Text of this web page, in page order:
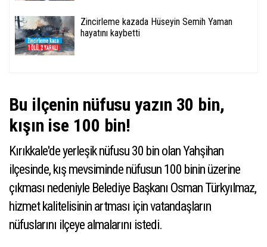
Zincirleme kazada Hüseyin Semih Yaman
hayatını kaybetti
Bu ilçenin nüfusu yazın 30 bin,
kışın ise 100 bin!
Kırıkkale'de yerleşik nüfusu 30 bin olan Yahşihan
ilçesinde, kış mevsiminde nüfusun 100 binin üzerine
çıkması nedeniyle Belediye Başkanı Osman Türkyılmaz,
hizmet kalitelisinin artması için vatandaşların
nüfuslarını ilçeye almalarını istedi.